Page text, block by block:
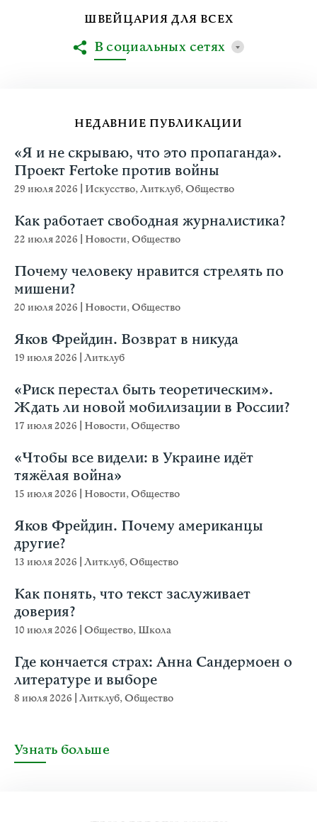
НЕДАВНИЕ ПУБЛИКАЦИИ
«Я и не скрываю, что это пропаганда».
Проект Fertoke против войны
29 июля 2026 Искусство,Литклуб,Общество
Как работает свободная журналистика?
22 июля 2026 Новости,Общество
Почему человеку нравится стрелять по
мишени?
20 июля 2026 Новости,Общество
Яков Фрейдин. Возврат в никуда
19 июля 2026 Литклуб
«Риск перестал быть теоретическим».
Ждать ли новой мобилизации в России?
17 июля 2026 Новости,Общество
«Чтобы все видели: в Украине идёт
тяжёлая война»
15 июля 2026 Новости,Общество
Яков Фрейдин. Почему американцы
другие?
13 июля 2026 Литклуб,Общество
Как понять, что текст заслуживает
доверия?
10 июля 2026 Общество, Школа
Где кончается страх: Анна Сандермоен о
литературе и выборе
8 июля 2026 Литклуб,Общество
Узнать больше
ШВЕЙЦАРИЯ ДЛЯ ВСЕХ
В социальных сетях